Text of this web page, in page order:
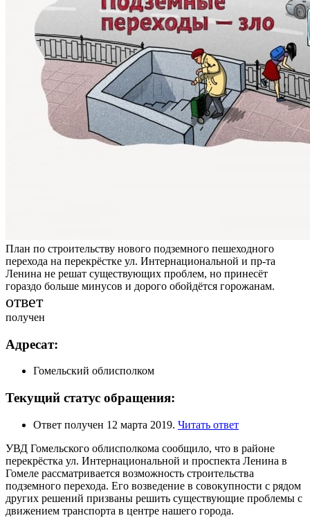
План по строительству нового подземного пешеходного
перехода на перекрёстке ул. Интернациональной и пр-та
Ленина не решат существующих проблем, но принесёт
гораздо больше минусов и дорого обойдётся горожанам.
ответ
получен
Адресат:
Гомельский облисполком
Текущий статус обращения:
Ответ получен 12 марта 2019. Читать ответ
УВД Гомельского облисполкома сообщило, что в районе
перекрёстка ул. Интернациональной и проспекта Ленина в
Гомеле рассматривается возможность строительства
подземного перехода. Его возведение в совокупности с рядом
других решений призваны решить существующие проблемы с
движением транспорта в центре нашего города.